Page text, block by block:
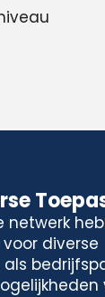
netwerk
diverse